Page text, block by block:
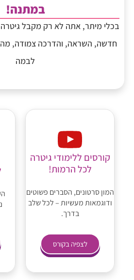
במתנה!
בכלי מיתר, אתה לא רק מקבל
חדשה, השראה, והדרכה צמודה,
לבמה
קורסים ללימודי גיטרה
לכל הרמות!
המון סרטונים, הסברים פשוטים
ודוגמאות מעשיות – לכל שלב
בדרך.
לצפיה בקורס